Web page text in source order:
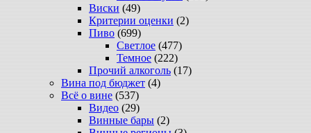
Виски (49)
Критерии оценки (2)
Пиво (699)
Светлое (477)
Темное (222)
Прочий алкоголь (17)
Вина под бюджет (4)
Всё о вине (537)
Видео (29)
Винные бары (2)